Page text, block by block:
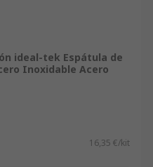
ideal-tek Espátula de
Inoxidable Acero
16,35 €/kit